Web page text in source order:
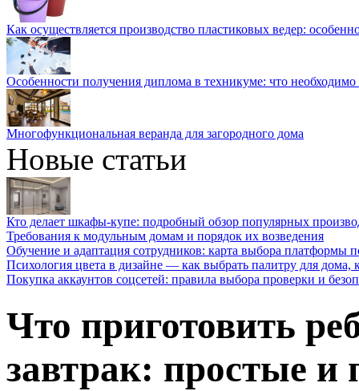
Как осуществляется производство пластиковых ведер:
Особенности получения диплома в техникуме: что необходимо
Многофункциональная веранда для загородного дома
Новые статьи
Кто делает шкафы-купе: подробный обзор популярных
Требования к модульным домам и порядок их возведения
Обучение и адаптация сотрудников: карта выбора платформы
Психология цвета в дизайне — как выбрать палитру для дома,
Покупка аккаунтов соцсетей: правила выбора проверки и
Что приготовить
завтрак: простые и